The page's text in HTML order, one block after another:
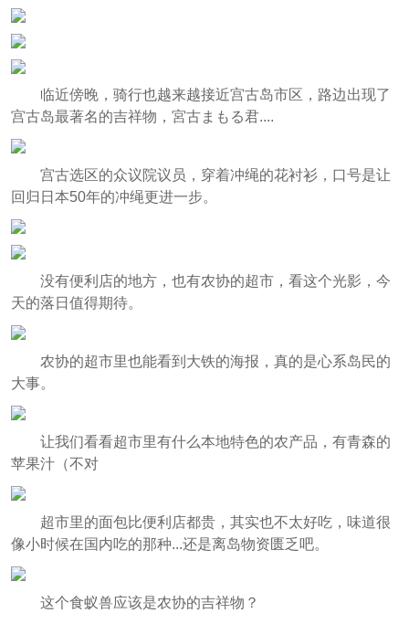
临近傍晚，骑行也越来越接近宫古岛市区，路边出现了
宫古岛最著名的吉祥物，宮古まもる君....
宫古选区的众议院议员，穿着冲绳的花衬衫，口号是让
回归日本50年的冲绳更进一步。
没有便利店的地方，也有农协的超市，看这个光影，今
天的落日值得期待。
农协的超市里也能看到大铁的海报，真的是心系岛民的
大事。
让我们看看超市里有什么本地特色的农产品，有青森的
苹果汁（不对
超市里的面包比便利店都贵，其实也不太好吃，味道很
像小时候在国内吃的那种...还是离岛物资匮乏吧。
这个食蚁兽应该是农协的吉祥物？